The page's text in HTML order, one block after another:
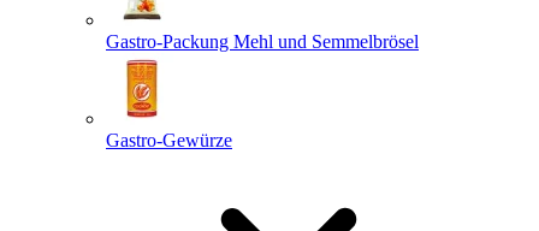
Gastro-Packung Mehl und Semmelbrösel
Gastro-Gewürze